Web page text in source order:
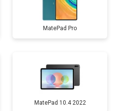
MatePad Pro
MatePad 10.4 2022